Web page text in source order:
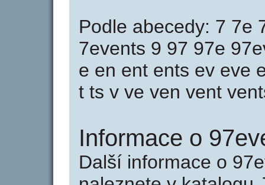
Podle abecedy: 7 7e
7events 9 97 97e
e en ent ents ev eve
t ts v ve ven vent
Informace o
Další informace o